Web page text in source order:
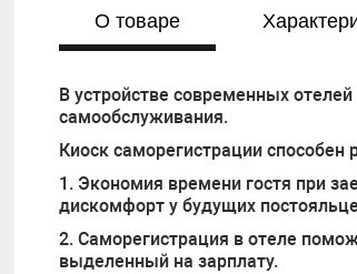
О товаре
В устройстве современных
самообслуживания.
Киоск саморегистрации
1. Экономия времени гостя при
дискомфорт у будущих
2. Саморегистрация в отеле
выделенный на зарплату.